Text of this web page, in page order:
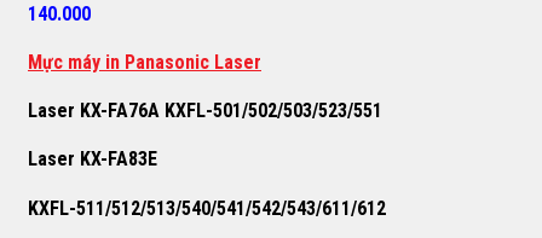
140.000
Mực máy in Panasonic Laser
Laser KX-FA76A KXFL-501/502/503/523/551
Laser KX-FA83E
KXFL-511/512/513/540/541/542/543/611/612